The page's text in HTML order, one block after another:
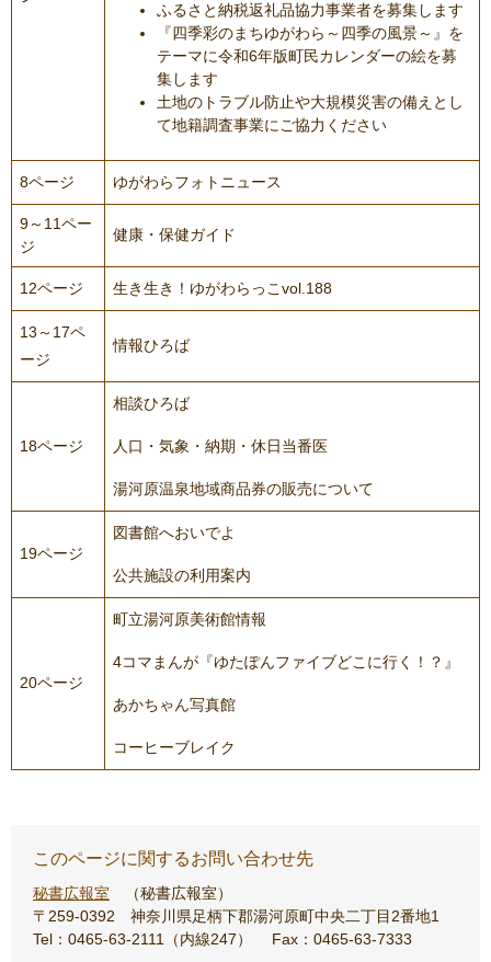
ふるさと納税返礼品協力事業者を募集します
『四季彩のまちゆがわら～四季の風景～』を
テーマに令和6年版町民カレンダーの絵を募
集します
土地のトラブル防止や大規模災害の備えとし
て地籍調査事業にご協力ください
8ページ ゆがわらフォトニュース
9～11ペー
ジ
健康・保健ガイド
12ページ 生き生き！ゆがわらっこvol.188
13～17ペ
ージ
情報ひろば
18ページ
相談ひろば
人口・気象・納期・休日当番医
湯河原温泉地域商品券の販売について
19ページ
図書館へおいでよ
公共施設の利用案内
20ページ
町立湯河原美術館情報
4コマまんが『ゆたぽんファイブどこに行く！？』
あかちゃん写真館
コーヒーブレイク
このページに関するお問い合わせ先
秘書広報室
秘書広報室
〒259-0392
神奈川県足柄下郡湯河原町中央二丁目2番地1
Tel：0465-63-2111（内線247）
Fax：0465-63-7333